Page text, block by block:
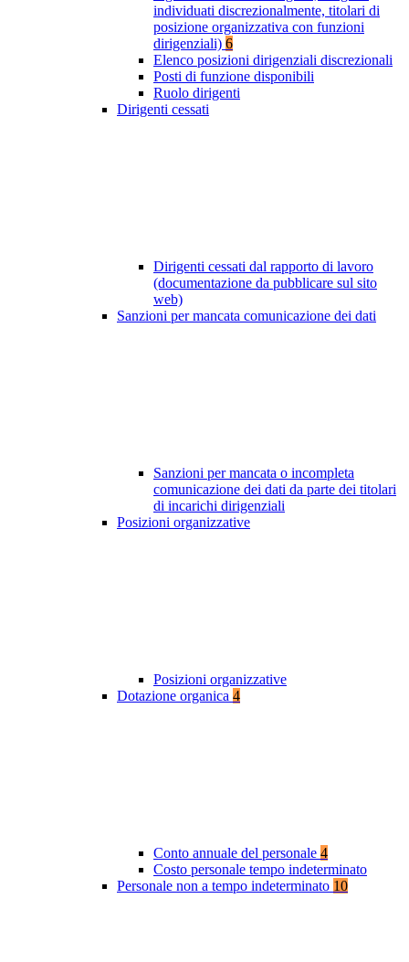
individuati discrezionalmente, titolari di
posizione organizzativa con funzioni
dirigenziali) 6
Elenco posizioni dirigenziali discrezionali
Posti di funzione disponibili
Ruolo dirigenti
Dirigenti cessati
Dirigenti cessati dal rapporto di lavoro
(documentazione da pubblicare sul sito
web)
Sanzioni per mancata comunicazione dei dati
Sanzioni per mancata o incompleta
comunicazione dei dati da parte dei titolari
di incarichi dirigenziali
Posizioni organizzative
Posizioni organizzative
Dotazione organica 4
Conto annuale del personale 4
Costo personale tempo indeterminato
Personale non a tempo indeterminato 10